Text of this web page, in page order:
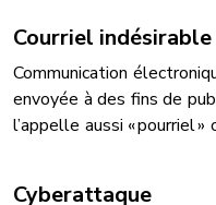
Courriel indésirable
Communication
envoyée à des fins de
l’appelle aussi « pourriel »
Cyberattaque